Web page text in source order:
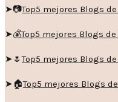
➤📷Top5 mejores Blogs de
➤💰Top5 mejores Blogs de
➤🌷Top5 mejores Blogs de
➤🏠Top5 mejores Blogs de